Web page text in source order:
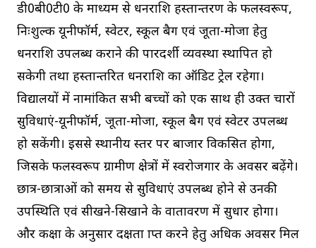
डी0बी0टी0 के माध्यम से धनराशि हस्तान्तरण के फलस्वरूप,
निःशुल्क यूनीफॉर्म, स्वेटर, स्कूल बैग एवं जूता-मोजा हेतु
धनराशि उपलब्ध कराने की पारदर्शी व्यवस्था स्थापित हो
सकेगी तथा हस्तान्तरित धनराशि का ऑडिट ट्रेल रहेगा।
विद्यालयों में नामांकित सभी बच्चों को एक साथ ही उक्त चारों
सुविधाएं-यूनीफॉर्म, जूता-मोजा, स्कूल बैग एवं स्वेटर उपलब्ध
हो सकेंगी। इससे स्थानीय स्तर पर बाजार विकसित होगा,
जिसके फलस्वरूप ग्रामीण क्षेत्रों में स्वरोजगार के अवसर बढ़ेंगे।
छात्र-छात्राओं को समय से सुविधाएं उपलब्ध होने से उनकी
उपस्थिति एवं सीखने-सिखाने के वातावरण में सुधार होगा।
और कक्षा के अनुसार दक्षता प्राप्त करने हेतु अधिक अवसर मिल